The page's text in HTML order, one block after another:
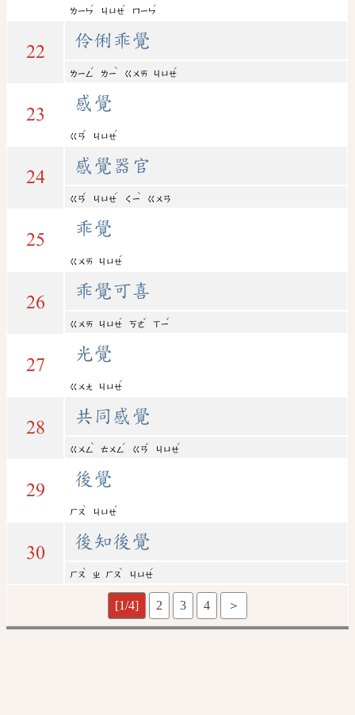
ㄌㄧㄣ
ˊ
ㄐㄩㄝ
ˊ
ㄇㄧㄣ
ˊ
22
伶俐乖覺
ㄌㄧㄥ
ˊ
ㄌㄧ
ˋ
ㄍㄨㄞ ㄐㄩㄝ
ˊ
23
感覺
ㄍㄢ
ˇ
ㄐㄩㄝ
ˊ
24
感覺器官
ㄍㄢ
ˇ
ㄐㄩㄝ
ˊ
ㄑㄧ
ˋ
ㄍㄨㄢ
25
乖覺
ㄍㄨㄞ ㄐㄩㄝ
ˊ
26
乖覺可喜
ㄍㄨㄞ ㄐㄩㄝ
ˊ
ㄎㄜ
ˇ
ㄒㄧ
ˇ
27
光覺
ㄍㄨㄤ ㄐㄩㄝ
ˊ
28
共同感覺
ㄍㄨㄥ
ˋ
ㄊㄨㄥ
ˊ
ㄍㄢ
ˇ
ㄐㄩㄝ
ˊ
29
後覺
ㄏㄡ
ˋ
ㄐㄩㄝ
ˊ
30
後知後覺
ㄏㄡ
ˋ
ㄓ ㄏㄡ
ˋ
ㄐㄩㄝ
ˊ
[1/4] 2 3 4 ＞